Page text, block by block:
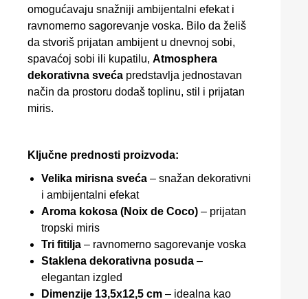
omogućavaju snažniji ambijentalni efekat i
ravnomerno sagorevanje voska. Bilo da želiš
da stvoriš prijatan ambijent u dnevnoj sobi,
spavaćoj sobi ili kupatilu, Atmosphera
dekorativna sveća predstavlja jednostavan
način da prostoru dodaš toplinu, stil i prijatan
miris.
Ključne prednosti proizvoda:
Velika mirisna sveća – snažan dekorativni
i ambijentalni efekat
Aroma kokosa (Noix de Coco) – prijatan
tropski miris
Tri fitilja – ravnomerno sagorevanje voska
Staklena dekorativna posuda –
elegantan izgled
Dimenzije 13,5x12,5 cm – idealna kao